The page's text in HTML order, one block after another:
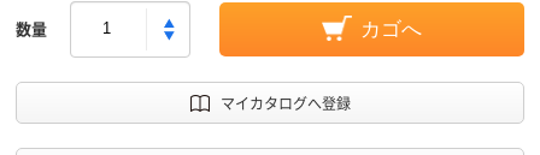
数量 カゴへ
マイカタログへ登録